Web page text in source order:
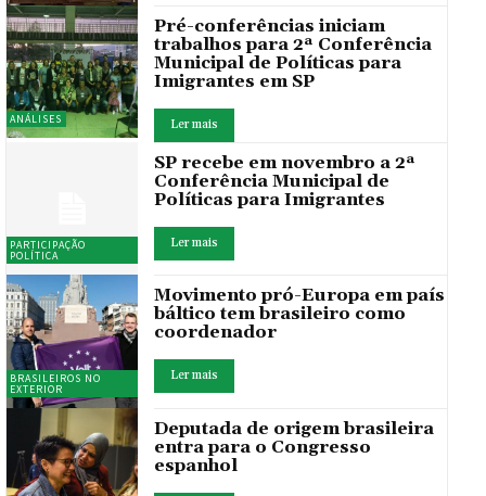
ANÁLISES
Pré-conferências iniciam
trabalhos para 2ª Conferência
Municipal de Políticas para
Imigrantes em SP
Ler mais
PARTICIPAÇÃO
POLÍTICA
SP recebe em novembro a 2ª
Conferência Municipal de
Políticas para Imigrantes
Ler mais
BRASILEIROS NO
EXTERIOR
Movimento pró-Europa em país
báltico tem brasileiro como
coordenador
Ler mais
Deputada de origem brasileira
entra para o Congresso
espanhol